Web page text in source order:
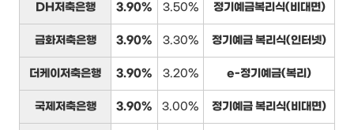
DH저축은행 3.90% 3.50% 정기예금복리식(비대면)
금화저축은행 3.90% 3.30% 정기예금 복리식(인터넷)
더케이저축은행 3.90% 3.20% e-정기예금(복리)
국제저축은행 3.90% 3.00% 정기예금 복리식(비대면)